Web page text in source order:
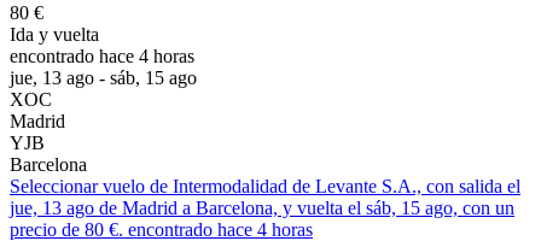
80 €
Ida y vuelta
encontrado hace 4 horas
jue, 13 ago - sáb, 15 ago
XOC
Madrid
YJB
Barcelona
Seleccionar vuelo de Intermodalidad de Levante S.A., con salida el
jue, 13 ago de Madrid a Barcelona, y vuelta el sáb, 15 ago, con un
precio de 80 €. encontrado hace 4 horas